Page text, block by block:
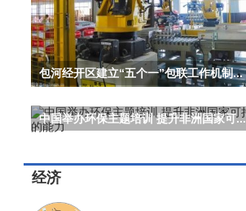
包河经开区建立“五个一”包联工作机制...
中国举办环保主题培训 提升非洲国家可...
经济